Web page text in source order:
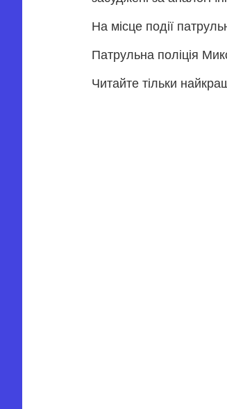
На місце події
Патрульна поліція
Читайте тільки